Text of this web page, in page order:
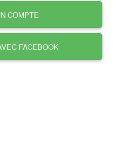
COMPTE
FACEBOOK